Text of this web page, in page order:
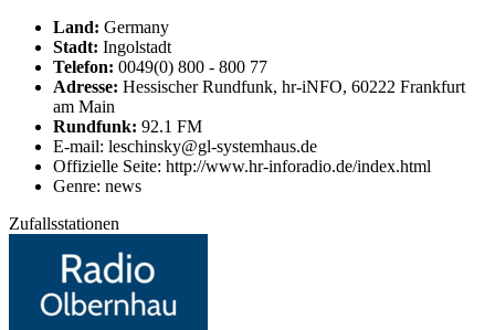
Land: Germany
Stadt: Ingolstadt
Telefon: 0049(0) 800 - 800 77
Adresse: Hessischer Rundfunk, hr-iNFO, 60222 Frankfurt
am Main
Rundfunk: 92.1 FM
E-mail: leschinsky@gl-systemhaus.de
Offizielle Seite: http://www.hr-inforadio.de/index.html
Genre: news
Zufallsstationen